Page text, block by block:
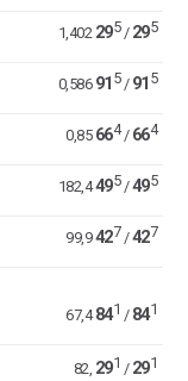
1,402 295/ 295
0,586 91 5/ 91 5
0,85 664/ 664
182,4 495/495
99,9 427 /427
67,4 841 / 841
82, 291 / 291